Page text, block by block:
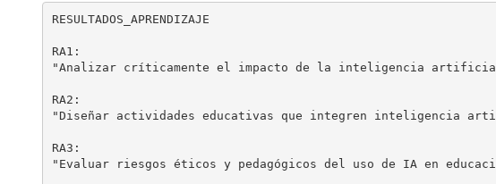
RESULTADOS_APRENDIZAJE
RA1:
"Analizar críticamente el impacto de la inteligencia artificial
RA2:
"Diseñar actividades educativas que integren inteligencia
RA3:
"Evaluar riesgos éticos y pedagógicos del uso de IA en